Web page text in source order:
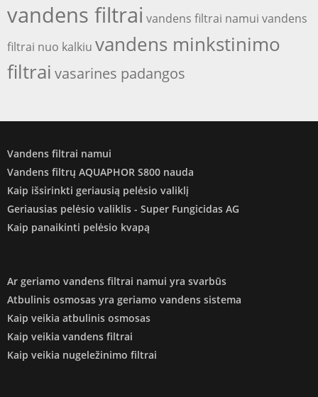
vandens filtrai vandens filtrai namui vandens
filtrai nuo kalkiu vandens minkstinimo
filtrai vasarines padangos
Vandens filtrai namui
Vandens filtrų AQUAPHOR S800 nauda
Kaip išsirinkti geriausią pelėsio valiklį
Geriausias pelėsio valiklis - Super Fungicidas AG
Kaip panaikinti pelėsio kvapą
Ar geriamo vandens filtrai namui yra svarbūs
Atbulinis osmosas yra geriamo vandens sistema
Kaip veikia atbulinis osmosas
Kaip veikia vandens filtrai
Kaip veikia nugeležinimo filtrai